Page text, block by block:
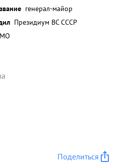
генерал-майор
Президиум ВС СССР
Поделиться